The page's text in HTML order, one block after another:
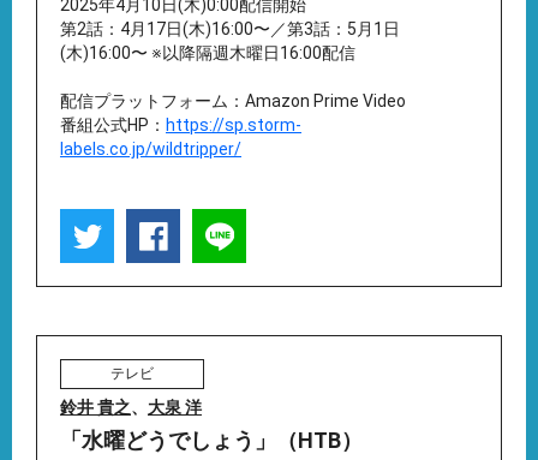
2025年4⽉10⽇(⽊)0:00配信開始
第2話：4⽉17⽇(⽊)16:00〜／第3話：5⽉1⽇
(⽊)16:00〜 ※以降隔週⽊曜⽇16:00配信
配信プラットフォーム：Amazon Prime Video
番組公式HP： https://sp.storm-
labels.co.jp/wildtripper/
テレビ
鈴井 貴之、 大泉 洋
「水曜どうでしょう」（HTB）